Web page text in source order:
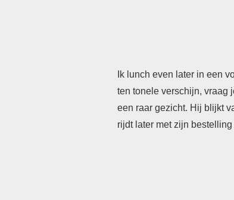
Ik lunch even later in een
ten tonele verschijn, vraag
een raar gezicht. Hij blijkt
rijdt later met zijn